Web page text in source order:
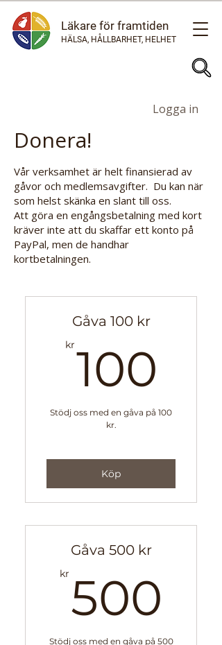
Läkare för framtiden
HÄLSA, HÅLLBARHET, HELHET
Logga in
Vår verksamhet är helt finansierad av
gåvor och medlemsavgifter. Du kan när
som helst skänka en slant till oss.
Att göra en engångsbetalning med kort
kräver inte att du skaffar ett konto på
PayPal, men de handhar
kortbetalningen.
Donera!
Gåva 100 kr
kr100
Stödj oss med en gåva på 100
kr.
Köp
Gåva 500 kr
kr 500
Stödj oss med en gåva på 500